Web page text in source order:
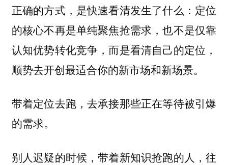
正确的方式，是快速看清发生了什么： 定位
的核心不再是单纯聚焦抢需求，也不是仅靠
认知优势转化竞争，而是看清自己的定位，
顺势去开创最适合你的新市场和新场景。
带着定位去跑，去承接那些正在等待被引爆
的需求。
别人迟疑的时候，带着新知识抢跑的人，往